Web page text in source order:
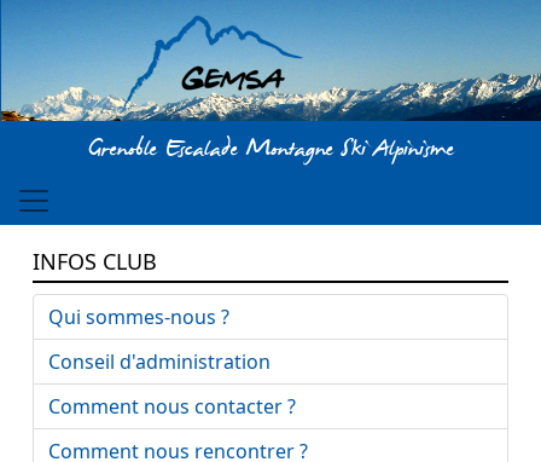
Aller au contenu principal
Grenoble Escalade Montagne Ski Alpinisme
INFOS CLUB
Qui sommes-nous ?
Conseil d'administration
Comment nous contacter ?
Comment nous rencontrer ?